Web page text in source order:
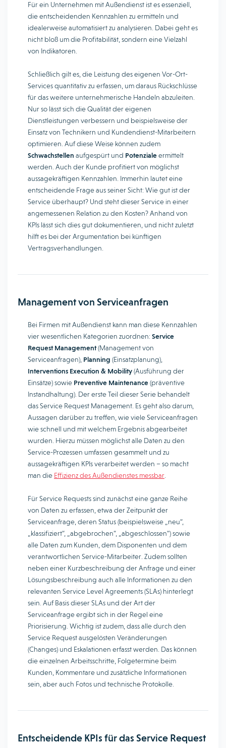
Für ein Unternehmen mit Außendienst ist es essenziell,
die entscheidenden Kennzahlen zu ermitteln und
idealerweise automatisiert zu analysieren. Dabei geht es
nicht bloß um die Profitabilität, sondern eine Vielzahl
von Indikatoren.
Schließlich gilt es, die Leistung des eigenen Vor-Ort-
Services quantitativ zu erfassen, um daraus Rückschlüsse
für das weitere unternehmerische Handeln abzuleiten.
Nur so lässt sich die Qualität der eigenen
Dienstleistungen verbessern und beispielsweise der
Einsatz von Technikern und Kundendienst-Mitarbeitern
optimieren. Auf diese Weise können zudem
Schwachstellen aufgespürt und Potenzialeermittelt
werden. Auch der Kunde profitiert von möglichst
aussagekräftigen Kennzahlen. Immerhin lautet eine
entscheidende Frage aus seiner Sicht: Wie gut ist der
Service überhaupt? Und steht dieser Service in einer
angemessenen Relation zu den Kosten? Anhand von
KPIs lässt sich dies gut dokumentieren, und nicht zuletzt
hilft es bei der Argumentation bei künftigen
Vertragsverhandlungen.
Management von Serviceanfragen
Bei Firmen mit Außendienst kann man diese Kennzahlen
vier wesentlichen Kategorien zuordnen: Service
Request Management(Management von
Serviceanfragen), Planning (Einsatzplanung),
Interventions Execution & Mobility(Ausführung der
Einsätze) sowie Preventive Maintenance(präventive
Instandhaltung). Der erste Teil dieser Serie behandelt
das Service Request Management. Es geht also darum,
Aussagen darüber zu treffen, wie viele Serviceanfragen
wie schnell und mit welchem Ergebnis abgearbeitet
wurden. Hierzu müssen möglichst alle Daten zu den
Service-Prozessen umfassen gesammelt und zu
aussagekräftigen KPIs verarbeitet werden – so macht
man die Effizienz des Außendienstes messbar
Für Service Requests sind zunächst eine ganze Reihe
von Daten zu erfassen, etwa der Zeitpunkt der
Serviceanfrage, deren Status (beispielsweise „neu“,
„klassifiziert“, „abgebrochen“, „abgeschlossen“) sowie
alle Daten zum Kunden, dem Disponenten und dem
verantwortlichen Service-Mitarbeiter. Zudem sollten
neben einer Kurzbeschreibung der Anfrage und einer
Lösungsbeschreibung auch alle Informationen zu den
relevanten Service Level Agreements (SLAs) hinterlegt
sein. Auf Basis dieser SLAs und der Art der
Serviceanfrage ergibt sich in der Regel eine
Priorisierung. Wichtig ist zudem, dass alle durch den
Service Request ausgelösten Veränderungen
(Changes) und Eskalationen erfasst werden. Das können
die einzelnen Arbeitsschritte, Folgetermine beim
Kunden, Kommentare und zusätzliche Informationen
sein, aber auch Fotos und technische Protokolle.
Entscheidende KPIs für das Service Request